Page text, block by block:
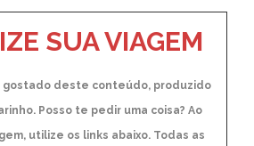
SUA VIAGEM
gostado deste conteúdo, produzido
Posso te pedir uma coisa? Ao
utilize os links abaixo. Todas as